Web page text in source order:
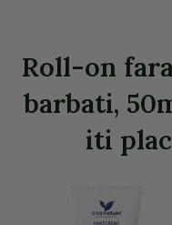
Roll-on
barbati,
iti